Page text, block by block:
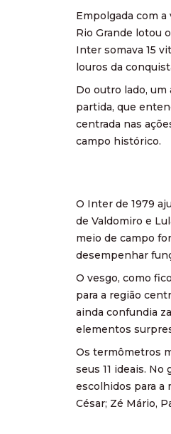
Empolgada com
Rio Grande lotou
Inter somava 15
louros da
Do outro lado, um
partida, que
centrada nas
campo histórico.
O Inter de 1979
de Valdomiro e
meio de campo
desempenhar
O vesgo, como
para a região
ainda confundia
elementos
Os termômetros
seus 11 ideais.
escolhidos para a
César; Zé Mário,